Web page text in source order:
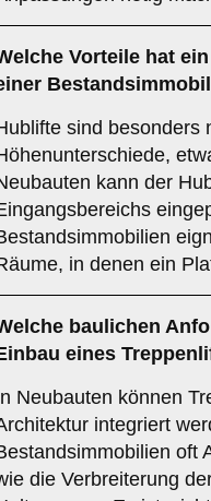
Vorteile hat
sind besonders
kann der
in denen ein
baulichen
eines
Neubauten können
integriert
oft
die Verbreiterung